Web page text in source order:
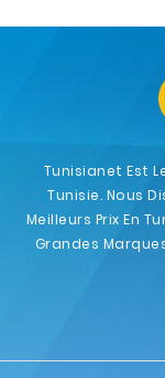
Tunisianet Est
Tunisie. Nous
Meilleurs Prix En
Grandes